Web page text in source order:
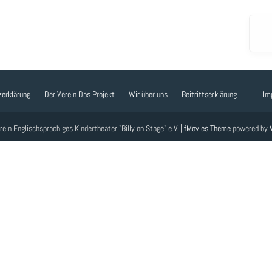
Der Verein Das Projekt Wir über uns Beitrittserklärung
Englischsprachiges Kindertheater "Billy on Stage" e.V. | fMovies Themepowered by